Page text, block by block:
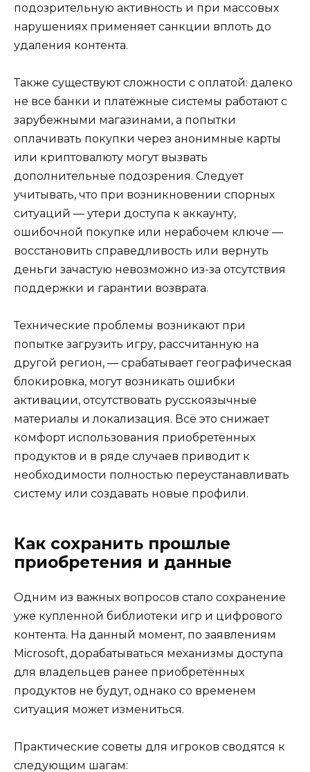
подозрительную активность и при массовых
нарушениях применяет санкции вплоть до
удаления контента.
Также существуют сложности с оплатой: далеко
не все банки и платёжные системы работают с
зарубежными магазинами, а попытки
оплачивать покупки через анонимные карты
или криптовалюту могут вызвать
дополнительные подозрения. Следует
учитывать, что при возникновении спорных
ситуаций — утери доступа к аккаунту,
ошибочной покупке или нерабочем ключе —
восстановить справедливость или вернуть
деньги зачастую невозможно из-за отсутствия
поддержки и гарантии возврата.
Технические проблемы возникают при
попытке загрузить игру, рассчитанную на
другой регион, — срабатывает географическая
блокировка, могут возникать ошибки
активации, отсутствовать русскоязычные
материалы и локализация. Всё это снижает
комфорт использования приобретённых
продуктов и в ряде случаев приводит к
необходимости полностью переустанавливать
систему или создавать новые профили.
Как сохранить прошлые
приобретения и данные
Одним из важных вопросов стало сохранение
уже купленной библиотеки игр и цифрового
контента. На данный момент, по заявлениям
Microsoft, дорабатываться механизмы доступа
для владельцев ранее приобретённых
продуктов не будут, однако со временем
ситуация может измениться.
Практические советы для игроков сводятся к
следующим шагам: